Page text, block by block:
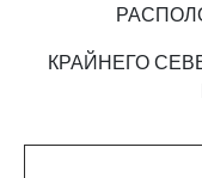
КРАЙНЕГО